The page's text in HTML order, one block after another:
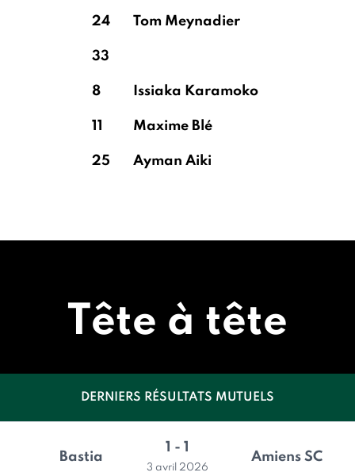
24 Tom Meynadier
33
8 Issiaka Karamoko
11 Maxime Blé
25 Ayman Aiki
Tête à tête
DERNIERS RÉSULTATS MUTUELS
Bastia
1 - 1
3 avril 2026
Amiens SC